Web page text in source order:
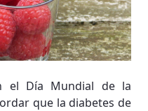
el Día Mundial de la
que la diabetes de